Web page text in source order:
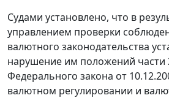
Судами установлено, что в
управлением проверки
валютного законодательства
нарушение им положений части
Федерального закона от
валютном регулировании и